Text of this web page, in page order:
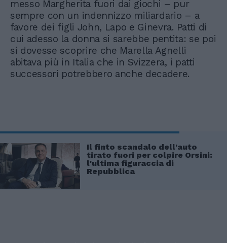
messo Margherita fuori dai giochi – pur
sempre con un indennizzo miliardario – a
favore dei figli John, Lapo e Ginevra. Patti di
cui adesso la donna si sarebbe pentita: se poi
si dovesse scoprire che Marella Agnelli
abitava più in Italia che in Svizzera, i patti
successori potrebbero anche decadere.
Il finto scandalo dell'auto
tirato fuori per colpire Orsini:
l'ultima figuraccia di
Repubblica